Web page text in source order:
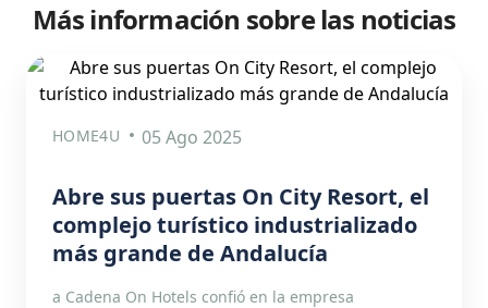
Más información sobre las noticias
HOME4U 05 Ago 2025
Abre sus puertas On City Resort, el
complejo turístico industrializado
más grande de Andalucía
a Cadena On Hotels confió en la empresa